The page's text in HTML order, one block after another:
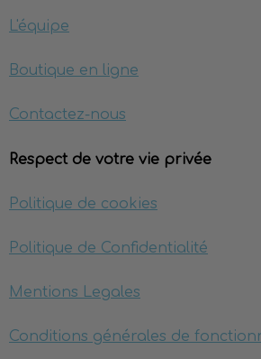
L'équipe
Boutique en ligne
Contactez-nous
Respect de votre vie privée
Politique de cookies
Politique de Confidentialité
Mentions Legales
Conditions générales de